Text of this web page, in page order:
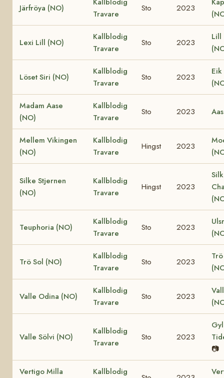
Järfröya (NO)
Travare
Sto 2023
Lexi Lill (NO)
Kallblodig
Travare
Sto 2023
Lill
Löset Siri (NO)
Kallblodig
Travare
Sto 2023
Madam Aase
(NO)
Kallblodig
Travare
Sto 2023
Mellem Vikingen
(NO)
Kallblodig
Travare
Hingst 2023
Silke Stjernen
(NO)
Kallblodig
Travare
Hingst 2023
Teuphoria (NO)
Kallblodig
Travare
Sto 2023
Trö Sol (NO)
Kallblodig
Travare
Sto 2023
Valle Odina (NO)
Kallblodig
Travare
Sto 2023
Valle Sölvi (NO)
Kallblodig
Travare
Sto 2023
📷
Vertigo Milla
Kallblodig